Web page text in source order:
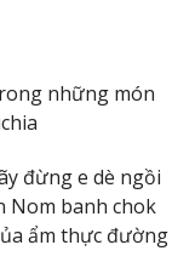
những món
đừng e dè ngồi
Nom banh chok
ẩm thực đường